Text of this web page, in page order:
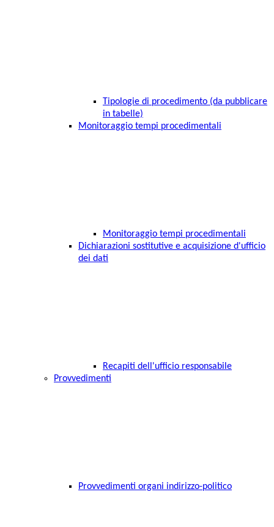
Tipologie di procedimento (da pubblicare
in tabelle)
Monitoraggio tempi procedimentali
Monitoraggio tempi procedimentali
Dichiarazioni sostitutive e acquisizione d'ufficio
dei dati
Recapiti dell'ufficio responsabile
Provvedimenti
Provvedimenti organi indirizzo-politico